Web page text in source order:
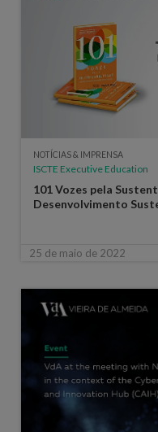
NOTÍCIAS & IMPRENSA
ISCTE Executive Education
101 Vozes pela
Desenvolvimento
25 de maio de 2022